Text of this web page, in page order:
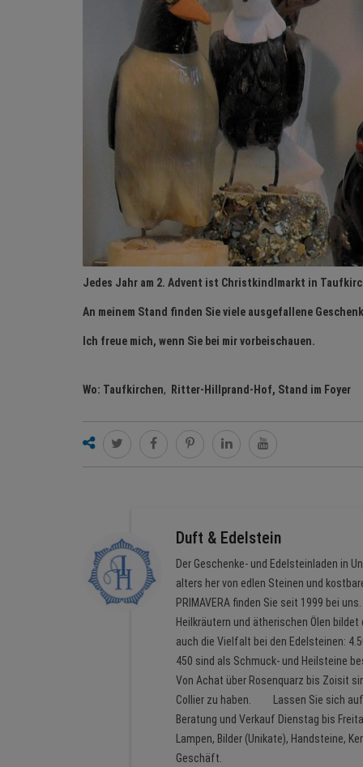
Jedes Jahr am 2. Advent ist Christkindlmarkt in
An meinem Stand finden Sie viele ausgefallene
Ich freue mich, wenn Sie bei mir vorbeischauen.
Wo: Taufkirchen, Ritter-Hillprand-Hof, Stand im Foyer
Duft & Edelstein
Der Geschenke- und Edelsteinladen in
alters her von edlen Steinen und
PRIMAVERA finden Sie seit 1999 bei
Heilkräutern und ätherischen Ölen
auch die Vielfalt bei den Edelsteinen:
450 sind als Schmuck- und Heilsteine
Von Achat über Rosenquarz bis Zoisit
Collier zu haben. Lassen Sie sich auf
Beratung und Verkauf Dienstag bis
Lampen, Bilder (Unikate), Handsteine,
Geschäft.